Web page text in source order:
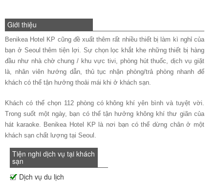
Giới thiệu
Benikea Hotel KP cũng đề xuất thêm rất nhiều thiết bị làm kì nghỉ của
bạn ở Seoul thêm tiện lợi. Sự chọn lọc khắt khe những thiết bị hàng
đầu như nhà chờ chung / khu vực tivi, phòng hút thuốc, dịch vụ giặt
là, nhân viên hướng dẫn, thủ tục nhận phòng/trả phòng nhanh để
khách có thể tận hưởng thoải mái khi ở khách sạn.
Khách có thể chọn 112 phòng có không khí yên bình và tuyệt vời.
Trong suốt một ngày, bạn có thể tận hưởng không khí thư giãn của
hát karaoke. Benikea Hotel KP là nơi bạn có thể dừng chân ở một
khách sạn chất lượng tại Seoul.
Tiện nghi dịch vụ tại khách
sạn
Dịch vụ du lịch